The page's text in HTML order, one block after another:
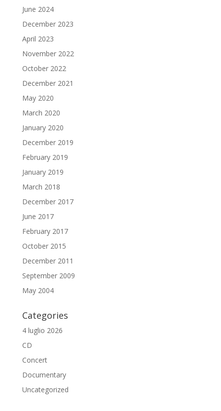
June 2024
December 2023
April 2023
November 2022
October 2022
December 2021
May 2020
March 2020
January 2020
December 2019
February 2019
January 2019
March 2018
December 2017
June 2017
February 2017
October 2015
December 2011
September 2009
May 2004
Categories
4 luglio 2026
CD
Concert
Documentary
Uncategorized